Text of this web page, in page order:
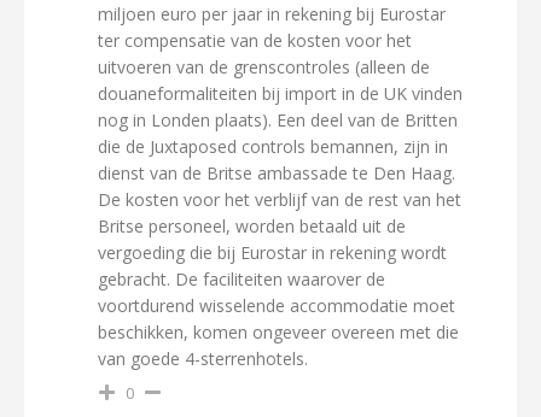
miljoen euro per jaar in rekening bij Eurostar
ter compensatie van de kosten voor het
uitvoeren van de grenscontroles (alleen de
douaneformaliteiten bij import in de UK vinden
nog in Londen plaats). Een deel van de Britten
die de Juxtaposed controls bemannen, zijn in
dienst van de Britse ambassade te Den Haag.
De kosten voor het verblijf van de rest van het
Britse personeel, worden betaald uit de
vergoeding die bij Eurostar in rekening wordt
gebracht. De faciliteiten waarover de
voortdurend wisselende accommodatie moet
beschikken, komen ongeveer overeen met die
van goede 4-sterrenhotels.
0